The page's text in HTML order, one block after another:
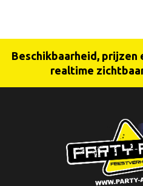
Beschikbaarheid,
realtime